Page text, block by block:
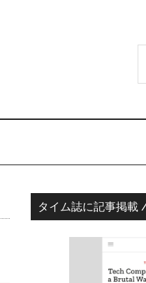
最
タイム誌に記事掲載